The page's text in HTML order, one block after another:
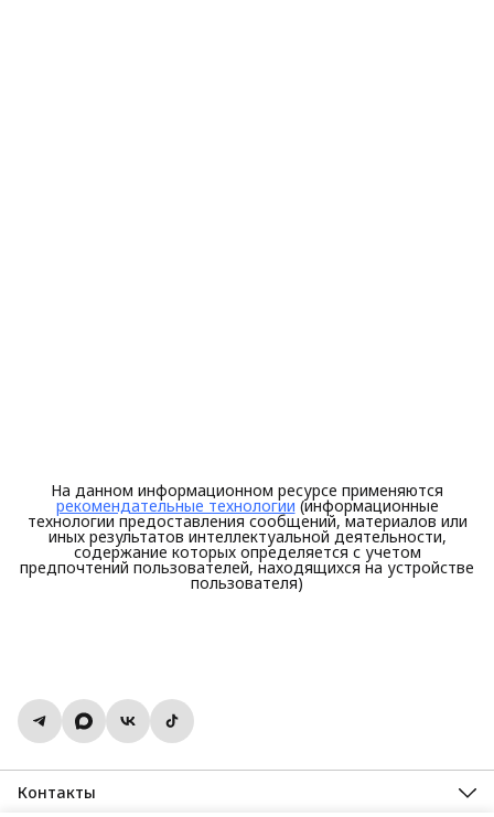
На данном информационном ресурсе применяются
рекомендательные технологии (информационные
технологии предоставления сообщений, материалов или
иных результатов интеллектуальной деятельности,
содержание которых определяется с учетом
предпочтений пользователей, находящихся на устройстве
пользователя)
Контакты